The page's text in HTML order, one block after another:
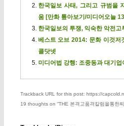
한국일보 사태, 그리고 규범을
움 [만화 톺아보기/미디어오늘
한국일보의 투쟁, 익숙한 악전
베스트 오브 2014: 문화 이것저
콜닷넷
미디어법 강행: 조중동과 대기
Trackback URL for this post: https://
19 thoughts on “THE 본격고품격칼럼을통한